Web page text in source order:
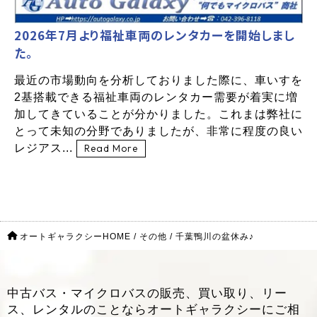
2026年7月より福祉車両のレンタカーを開始しまし
た。
最近の市場動向を分析しておりました際に、車いすを
2基搭載できる福祉車両のレンタカー需要が着実に増
加してきていることが分かりました。これまは弊社に
とって未知の分野でありましたが、非常に程度の良い
レジアス...
Read More
オートギャラクシーHOME / その他 / 千葉鴨川の盆休み♪
中古バス・マイクロバスの販売、買い取り、リー
ス、レンタルのことなら オートギャラクシーにご相